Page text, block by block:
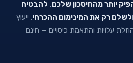
יותר מהחיסכון שלכם, להבטיח
לשלם רק את המינימום ההכרחי. ייעוץ
עלויות והתאמת כיסויים — חינם